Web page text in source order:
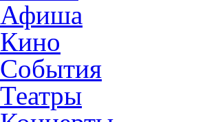
Афиша
Кино
События
Театры